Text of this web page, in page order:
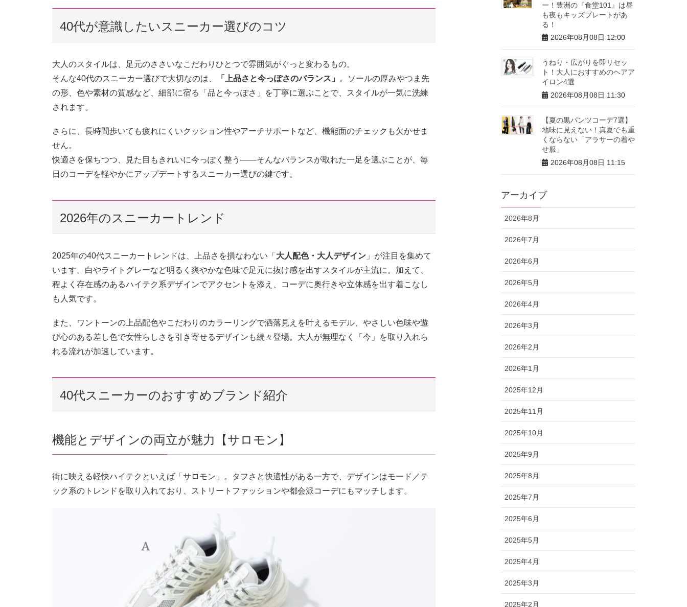
40代が意識したいスニーカー選びのコツ
大人のスタイルは、足元のささいなこだわりひとつで雰囲気がぐっと変わるもの。
そんな40代のスニーカー選びで大切なのは、
「上品さと今っぽさのバランス」
。ソールの厚みやつま先
の形、色や素材の質感など、細部に宿る「品と今っぽさ」を丁寧に選ぶことで、スタイルが一気に洗練
されます。
さらに、長時間歩いても疲れにくいクッション性やアーチサポートなど、機能面のチェックも欠かせま
せん。
快適さを保ちつつ、見た目もきれいに今っぽく整う――そんなバランスが取れた一足を選ぶことが、毎
日のコーデを軽やかにアップデートするスニーカー選びの鍵です。
2026年のスニーカートレンド
2025年の40代スニーカートレンドは、上品さを損なわない「 大人配色・大人デザイン 」が注目を集めて
います。白やライトグレーなど明るく爽やかな色味で足元に抜け感を出すスタイルが主流に。加えて、
程よく存在感のあるハイテク系デザインでアクセントを添え、コーデに奥行きや立体感を出す着こなし
も人気です。
また、ワントーンの上品配色やこだわりのカラーリングで洒落見えを叶えるモデル、やさしい色味や遊
び心のある差し色で女性らしさを引き寄せるデザインも続々登場。大人が無理なく「今」を取り入れら
れる流れが加速しています。
40代スニーカーのおすすめブランド紹介
機能とデザインの両立が魅力【サロモン】
街に映える軽快ハイテクといえば「サロモン」。タフさと快適性がある一方で、デザインはモード／テ
ック系のトレンドを取り入れており、ストリートファッションや都会派コーデにもマッチします。
ー！豊洲の『食堂101』は昼
も夜もキッズプレートがあ
る！
2026年08月08日 12:00
うねり・広がりを即リセッ
ト！大人におすすめのヘアア
イロン4選
2026年08月08日 11:30
【夏の黒パンツコーデ7選】
地味に見えない！真夏でも重
くならない「アラサーの着や
せ服」
2026年08月08日 11:15
アーカイブ
2026年8月
2026年7月
2026年6月
2026年5月
2026年4月
2026年3月
2026年2月
2026年1月
2025年12月
2025年11月
2025年10月
2025年9月
2025年8月
2025年7月
2025年6月
2025年5月
2025年4月
2025年3月
2025年2月